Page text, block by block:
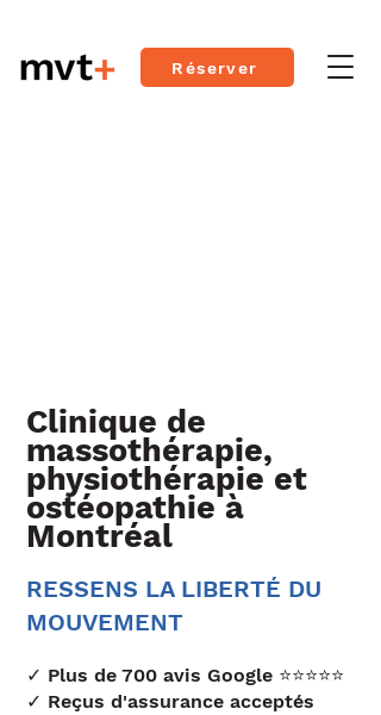
Réserver
Clinique de
massothérapie,
physiothérapie et
ostéopathie à
Montréal
RESSENS LA LIBERTÉ DU
MOUVEMENT
✓ Plus de 700 avis Google ⭐️⭐️⭐️⭐️⭐️
✓ Reçus d'assurance acceptés